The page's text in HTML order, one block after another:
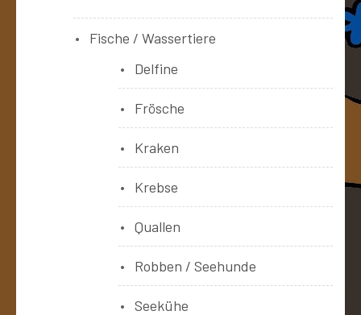
Fische / Wassertiere
Delfine
Frösche
Kraken
Krebse
Quallen
Robben / Seehunde
Seekühe